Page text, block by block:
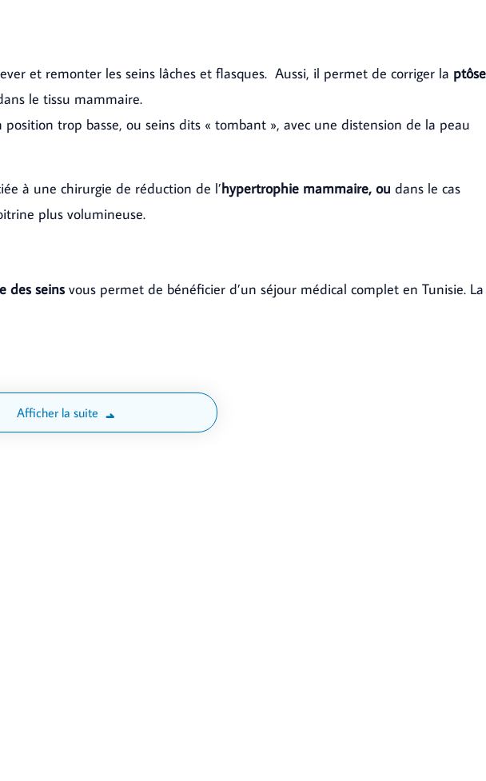
et remonter les seins lâches et flasques. Aussi, il permet de corriger la ptôse
le tissu mammaire.
position trop basse, ou seins dits « tombant », avec une distension de la peau
à une chirurgie de réduction de l’hypertrophie mammaire, ou dans le cas
plus volumineuse.
des seins vous permet de bénéficier d’un séjour médical complet en Tunisie. La
Afficher la suite